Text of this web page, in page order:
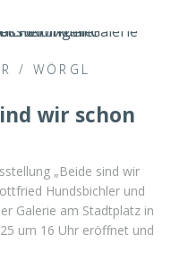
/ WÖRGL
wir schon
„Beide sind wir
Hundsbichler und
Galerie am Stadtplatz in
um 16 Uhr eröffnet und